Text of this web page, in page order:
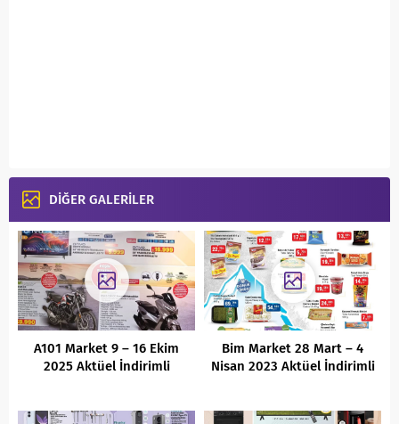
DİĞER GALERİLER
A101 Market 9 – 16 Ekim
2025 Aktüel İndirimli
Bim Market 28 Mart – 4
Nisan 2023 Aktüel İndirimli